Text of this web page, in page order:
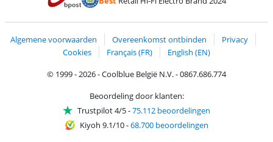
Algemene voorwaarden Overeenkomst ontbinden
Privacy
Cookies
Français (FR)
English (EN)
© 1999 - 2026 - Coolblue België N.V. - 0867.686.774
Beoordeling door klanten:
Trustpilot 4/5-75.112 beoordelingen
Kiyoh 9.1/10-68.700 beoordelingen